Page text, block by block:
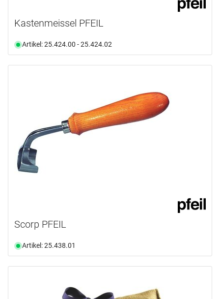
Kastenmeissel PFEIL
Artikel: 25.424.00 - 25.424.02
Scorp PFEIL
Artikel: 25.438.01